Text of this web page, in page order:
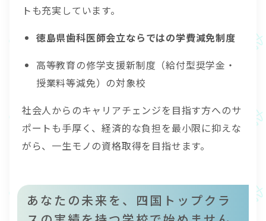
トも充実しています。
徳島県歯科医師会立ならではの学費減免制度
高等教育の修学支援新制度（給付型奨学金・
授業料等減免）の対象校
社会人からのキャリアチェンジを目指す方へのサ
ポートも手厚く、経済的な負担を最小限に抑えな
がら、一生モノの資格取得を目指せます。
あなたの未来を、四国トップクラ